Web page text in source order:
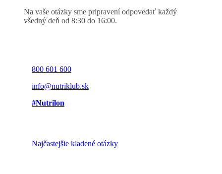
Na vaše otázky sme pripravení odpovedať každý
všedný deň od 8:30 do 16:00.
800 601 600
info@nutriklub.sk
#Nutrilon
Najčastejšie kladené otázky